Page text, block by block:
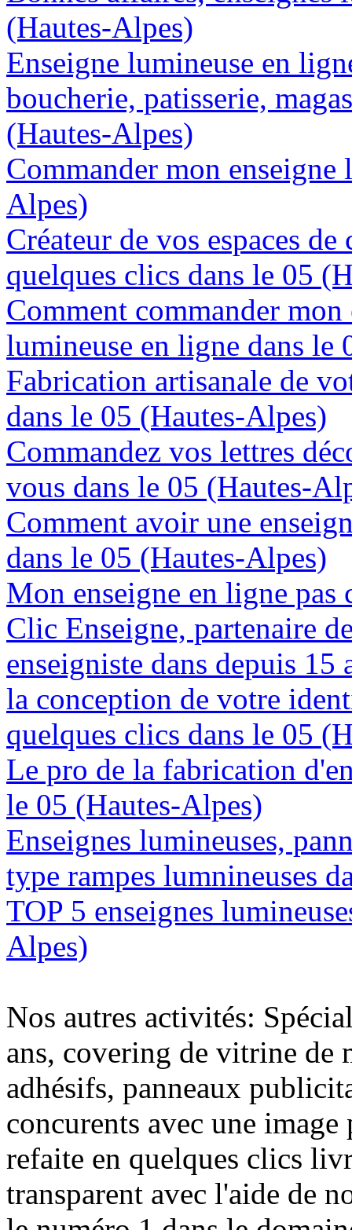
(Hautes-Alpes)
Enseigne lumineuse en
boucherie, patisserie,
(Hautes-Alpes)
Commander mon
Alpes)
Créateur de vos espaces
quelques clics dans le 05
Comment commander
lumineuse en ligne dans le
Fabrication artisanale de
dans le 05 (Hautes-Alpes)
Commandez vos lettres
vous dans le 05 (Hautes-
Comment avoir une
dans le 05 (Hautes-Alpes)
Mon enseigne en ligne pas
Clic Enseigne, partenaire
enseigniste dans depuis
la conception de votre
quelques clics dans le 05
Le pro de la fabrication
le 05 (Hautes-Alpes)
Enseignes lumineuses,
type rampes lumnineuses
TOP 5 enseignes
Alpes)
Nos autres activités:
ans, covering de vitrine de
adhésifs, panneaux
concurents avec une
refaite en quelques clics
transparent avec l'aide de